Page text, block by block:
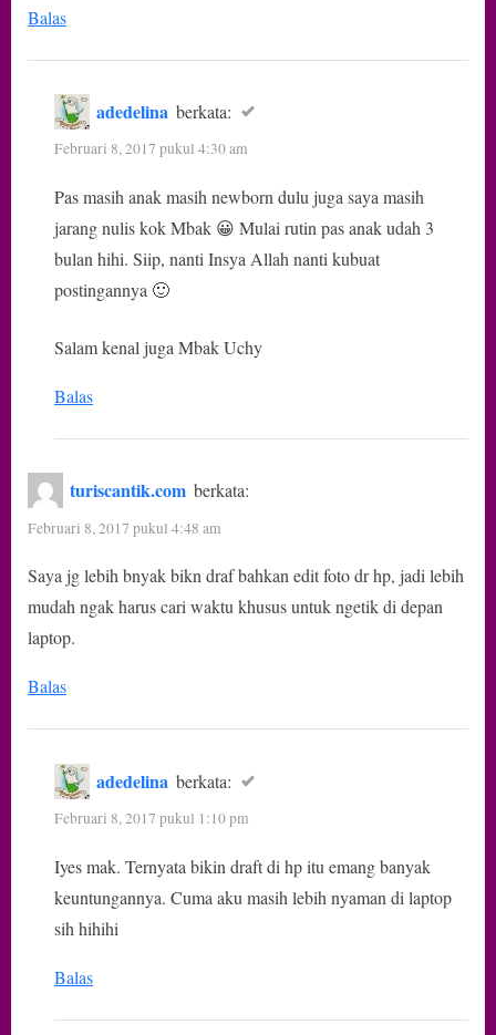
Balas
adedelina berkata:
Februari 8, 2017 pukul 4:30 am
Pas masih anak masih newborn dulu juga saya masih
jarang nulis kok Mbak 😀 Mulai rutin pas anak udah 3
bulan hihi. Siip, nanti Insya Allah nanti kubuat
postingannya 🙂
Salam kenal juga Mbak Uchy
Balas
turiscantik.com berkata:
Februari 8, 2017 pukul 4:48 am
Saya jg lebih bnyak bikn draf bahkan edit foto dr hp, jadi lebih
mudah ngak harus cari waktu khusus untuk ngetik di depan
laptop.
Balas
adedelina berkata:
Februari 8, 2017 pukul 1:10 pm
Iyes mak. Ternyata bikin draft di hp itu emang banyak
keuntungannya. Cuma aku masih lebih nyaman di laptop
sih hihihi
Balas